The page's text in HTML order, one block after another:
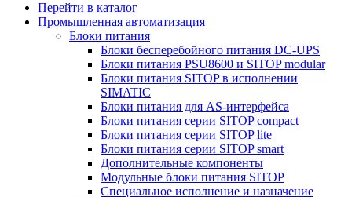
Перейти в каталог
Промышленная автоматизация
Блоки питания
Блоки бесперебойного питания DC-UPS
Блоки питания PSU8600 и SITOP modular
Блоки питания SITOP в исполнении
SIMATIC
Блоки питания для AS-интерфейса
Блоки питания серии SITOP compact
Блоки питания серии SITOP lite
Блоки питания серии SITOP smart
Дополнительные компоненты
Модульные блоки питания SITOP
Специальное исполнение и назначение